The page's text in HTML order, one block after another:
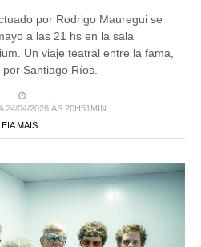
por Rodrigo Mauregui se
a las 21 hs en la sala
Un viaje teatral entre la fama,
Santiago Ríos.
24/04/2026 ÀS 20H51MIN
MAIS ...